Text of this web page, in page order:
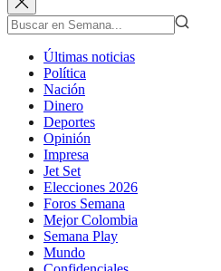
Últimas noticias
Política
Nación
Dinero
Deportes
Opinión
Impresa
Jet Set
Elecciones 2026
Foros Semana
Mejor Colombia
Semana Play
Mundo